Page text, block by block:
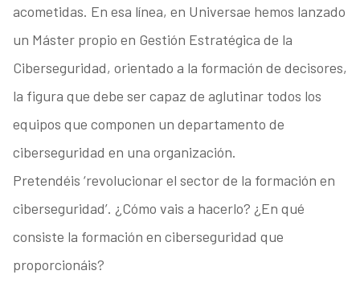
acometidas. En esa línea, en Universae hemos lanzado
un Máster propio en Gestión Estratégica de la
Ciberseguridad, orientado a la formación de decisores,
la figura que debe ser capaz de aglutinar todos los
equipos que componen un departamento de
ciberseguridad en una organización.
Pretendéis ‘revolucionar el sector de la formación en
ciberseguridad’. ¿Cómo vais a hacerlo? ¿En qué
consiste la formación en ciberseguridad que
proporcionáis?